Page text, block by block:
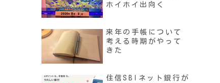
ホイホイ出向く
来年の手帳について
考える時期がやって
きた
住信SBIネット銀行が